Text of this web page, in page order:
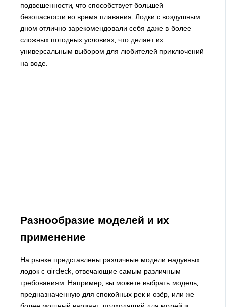
подвешенности, что способствует большей
безопасности во время плавания. Лодки с воздушным
дном отлично зарекомендовали себя даже в более
сложных погодных условиях, что делает их
универсальным выбором для любителей приключений
на воде.
Разнообразие моделей и их
применение
На рынке представлены различные модели надувных
лодок с airdeck, отвечающие самым различным
требованиям. Например, вы можете выбрать модель,
предназначенную для спокойных рек и озёр, или же